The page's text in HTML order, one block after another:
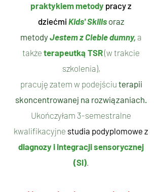
praktykiem metody pracy z
dziećmiKids' Skills oraz
metodyJestem z Ciebie dumny, a
także terapeutką TSR(w trakcie
szkolenia),
pracuję zatem w podejściu terapii
skoncentrowanej na rozwiązaniach.
Ukończyłam 3-semestralne
kwalifikacyjne studia podyplomowe z
diagnozy i integracji sensorycznej
(SI).